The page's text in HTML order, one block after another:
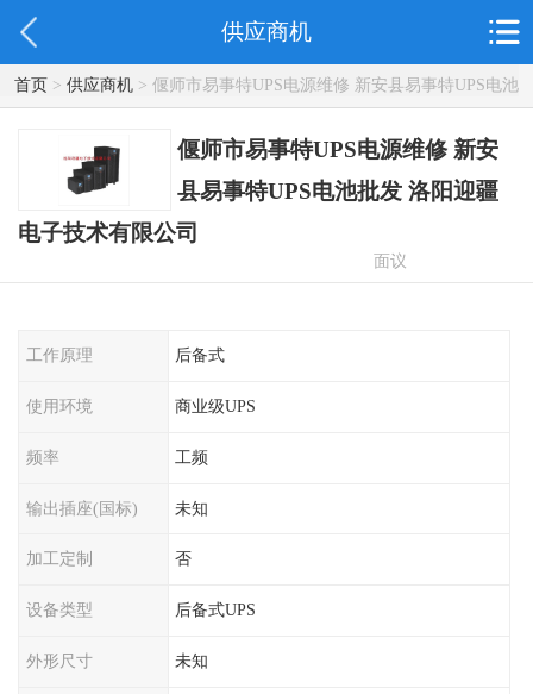
供应商机
首页> 供应商机> 偃师市易事特UPS电源维修 新安县易事特UPS电池
批发 洛阳迎疆电子技术有限公司
偃师市易事特UPS电源维修 新安
县易事特UPS电池批发 洛阳迎疆
电子技术有限公司
面议
工作原理 后备式
使用环境 商业级UPS
频率 工频
输出插座(国标) 未知
加工定制 否
设备类型 后备式UPS
外形尺寸 未知